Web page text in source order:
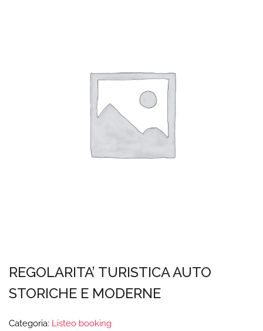
REGOLARITA’ TURISTICA AUTO
STORICHE E MODERNE
Categoria: Listeo booking